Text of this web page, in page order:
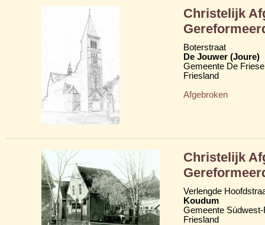
Christelijk
Boterstraat
De Jouwer (Joure)
Gemeente De
Friesland
Afgebroken
Christelijk
Verlengde
Koudum
Gemeente
Friesland